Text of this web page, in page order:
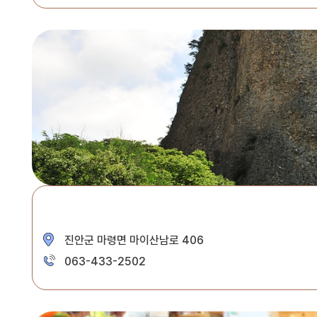
진안군 마령면 마이산남로 406
063-433-2502